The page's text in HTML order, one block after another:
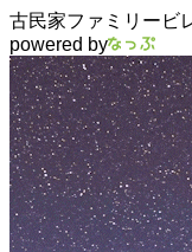
古民家ファミリー
powered by